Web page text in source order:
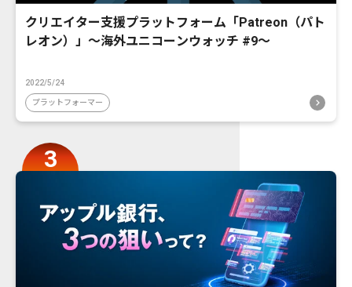
クリエイター支援プラットフォーム「Patreon（パト
レオン）」〜海外ユニコーンウォッチ #9〜
2022/5/24
プラットフォーマー